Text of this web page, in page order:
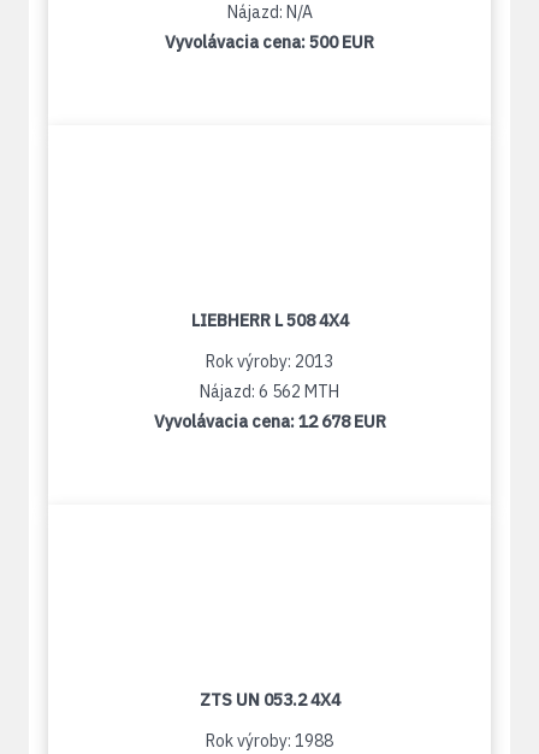
Nájazd: N/A
Vyvolávacia cena:500 EUR
LIEBHERR L 508 4X4
Rok výroby: 2013
Nájazd: 6 562 MTH
Vyvolávacia cena:12 678 EUR
ZTS UN 053.2 4X4
Rok výroby: 1988